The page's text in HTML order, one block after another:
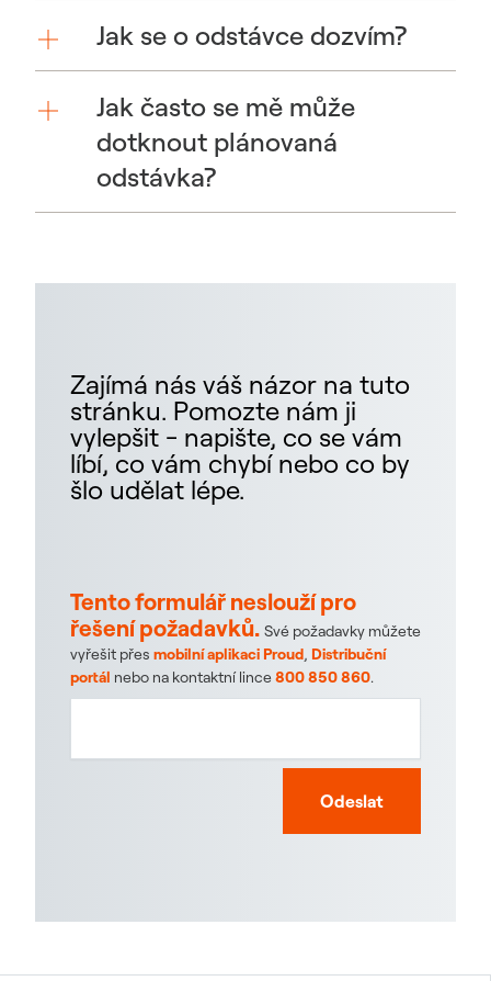
Jak se o odstávce dozvím?
Jak často se mě může
dotknout plánovaná
odstávka?
Zajímá nás váš názor na tuto
stránku. Pomozte nám ji
vylepšit - napište, co se vám
líbí, co vám chybí nebo co by
šlo udělat lépe.
Tento formulář neslouží pro
řešení požadavků. Své požadavky můžete
vyřešit přes mobilní aplikaci Proud, Distribuční
portál nebo na kontaktní lince800 850 860.
Odeslat